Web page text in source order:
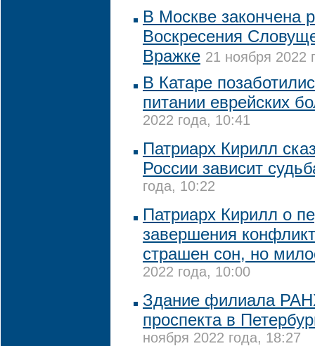
В Москве закончена
Воскресения
Вражке 21 ноября 2022
В Катаре
питании еврейских
2022 года, 10:41
Патриарх Кирилл
России зависит
года, 10:22
Патриарх Кирилл о
завершения
страшен сон, но
2022 года, 10:00
Здание филиала
проспекта в
ноября 2022 года, 18:27